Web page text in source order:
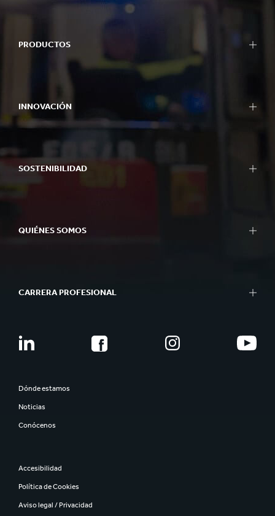
PRODUCTOS
INNOVACIÓN
SOSTENIBILIDAD
QUIÉNES SOMOS
CARRERA PROFESIONAL
Dónde estamos
Noticias
Conócenos
Accesibilidad
Política de Cookies
Aviso legal / Privacidad